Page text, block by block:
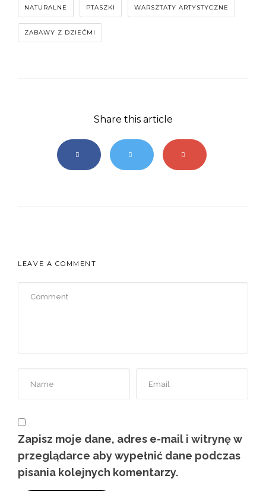
NATURALNE PTASZKI WARSZTATY ARTYSTYCZNE
ZABAWY Z DZIEĆMI
Share this article
LEAVE A COMMENT
Zapisz moje dane, adres e-mail i witrynę w
przeglądarce aby wypełnić dane podczas
pisania kolejnych komentarzy.